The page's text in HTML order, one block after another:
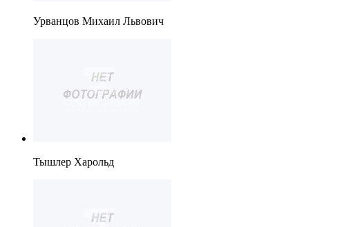
Урванцов Михаил Львович
Тышлер Харольд